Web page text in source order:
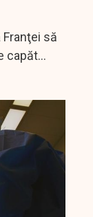
să
capăt
din aer,